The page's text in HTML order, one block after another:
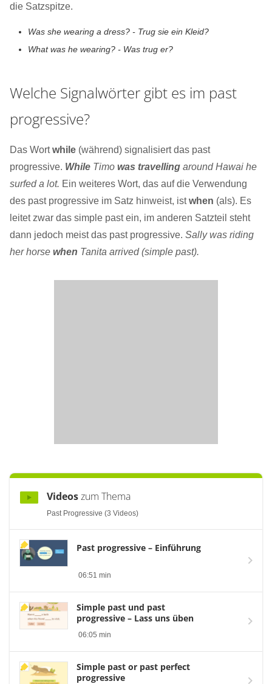
die Satzspitze.
Was she wearing a dress? - Trug sie ein Kleid?
What was he wearing? - Was trug er?
Welche Signalwörter gibt es im past
progressive?
Das Wortwhile (während) signalisiert das past
progressive. While Timo was travelling around Hawai he
surfed a lot. Ein weiteres Wort, das auf die Verwendung
des past progressive im Satz hinweist, istwhen (als). Es
leitet zwar das simple past ein, im anderen Satzteil steht
dann jedoch meist das past progressive. Sally was riding
her horse when Tanita arrived (simple past).
Videoszum Thema
Past Progressive (3 Videos)
Past progressive – Einführung
06:51 min
Simple past und past
progressive – Lass uns üben
06:05 min
Simple past or past perfect
progressive